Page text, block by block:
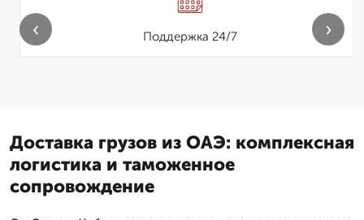
Поддержка 24/7
‹ ›
Доставка грузов из ОАЭ: комплексная
логистика и таможенное
сопровождение